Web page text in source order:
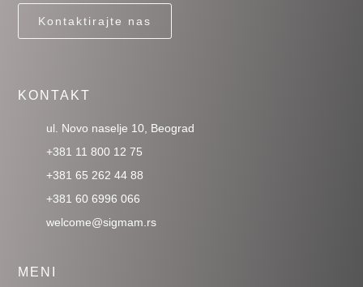
Kontaktirajte nas
KONTAKT
ul. Novo naselje 10, Beograd
+381 11 800 12 75
+381 65 262 44 88
+381 60 6996 066
welcome@sigmam.rs
MENI